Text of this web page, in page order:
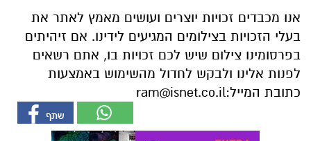
אנו מכבדים זכויות יוצרים ועושים מאמץ לאתר את
בעלי הזכויות בצילומים המגיעים לידינו. אם זיהיתים
בפרסומינו צילום שיש לכם זכויות בו, אתם רשאים
לפנות אלינו ולבקש לחדול מהשימוש באמצעות
כתובת המייל:ram@isnet.co.il